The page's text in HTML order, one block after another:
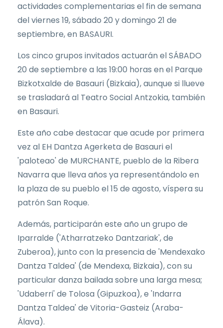
actividades complementarias el fin de semana
del viernes 19, sábado 20 y domingo 21 de
septiembre, en BASAURI.
Los cinco grupos invitados actuarán el SÁBADO
20 de septiembre a las 19:00 horas en el Parque
Bizkotxalde de Basauri (Bizkaia), aunque si llueve
se trasladará al Teatro Social Antzokia, también
en Basauri.
Este año cabe destacar que acude por primera
vez al EH Dantza Agerketa de Basauri el
'paloteao' de MURCHANTE, pueblo de la Ribera
Navarra que lleva años ya representándolo en
la plaza de su pueblo el 15 de agosto, víspera su
patrón San Roque.
Además, participarán este año un grupo de
Iparralde ('Atharratzeko Dantzariak', de
Zuberoa), junto con la presencia de 'Mendexako
Dantza Taldea' (de Mendexa, Bizkaia), con su
particular danza bailada sobre una larga mesa;
'Udaberri' de Tolosa (Gipuzkoa), e 'Indarra
Dantza Taldea' de Vitoria-Gasteiz (Araba-
Álava).